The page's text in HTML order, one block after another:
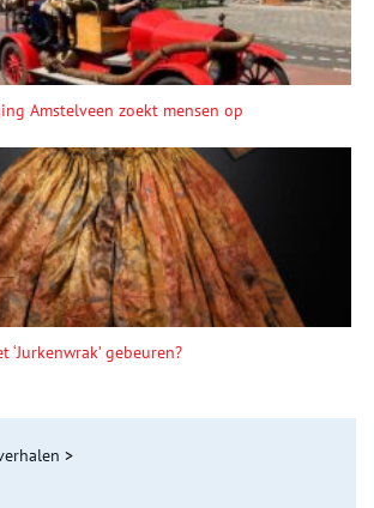
Amstelveen zoekt mensen op
gebeuren?
>